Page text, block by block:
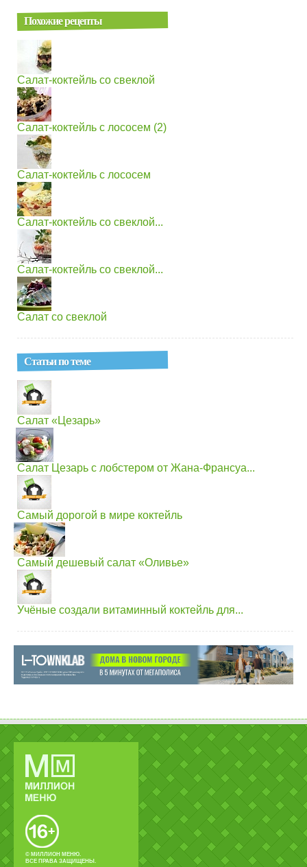
Похожие рецепты
Салат-коктейль со свеклой
Салат-коктейль с лососем (2)
Салат-коктейль с лососем
Салат-коктейль со свеклой...
Салат-коктейль со свеклой...
Салат со свеклой
Статьи по теме
Салат «Цезарь»
Салат Цезарь с лобстером от Жана-Франсуа...
Самый дорогой в мире коктейль
Самый дешевый салат «Оливье»
Учёные создали витаминный коктейль для...
© МИЛЛИОН МЕНЮ.
ВСЕ ПРАВА ЗАЩИЩЕНЫ.